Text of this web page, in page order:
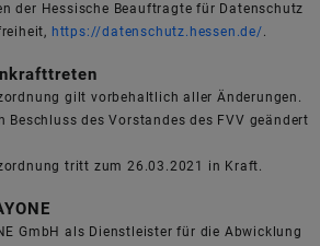
der Hessische Beauftragte für Datenschutz
https://datenschutz.hessen.de/.
gilt vorbehaltlich aller Änderungen.
Beschluss des Vorstandes des FVV geändert
tritt zum 26.03.2021 in Kraft.
GmbH als Dienstleister für die Abwicklung